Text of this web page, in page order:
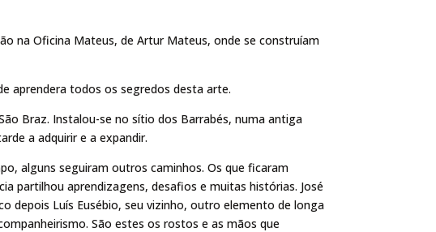
na Oficina Mateus, de Artur Mateus, onde se construíam
aprendera todos os segredos desta arte.
Braz. Instalou-se no sítio dos Barrabés, numa antiga
a adquirir e a expandir.
alguns seguiram outros caminhos. Os que ficaram
partilhou aprendizagens, desafios e muitas histórias. José
depois Luís Eusébio, seu vizinho, outro elemento de longa
São estes os rostos e as mãos que